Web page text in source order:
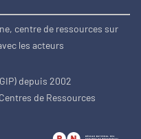
centre de ressources sur
les acteurs
depuis 2002
de Ressources